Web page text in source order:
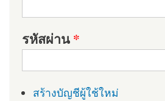
รหัสผ่าน*
สร้างบัญชีผู้ใช้ใหม่